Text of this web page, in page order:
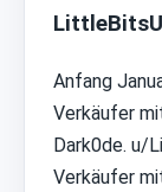
Anfang
Verkäufer
Dark0de. u/
Verkäufer